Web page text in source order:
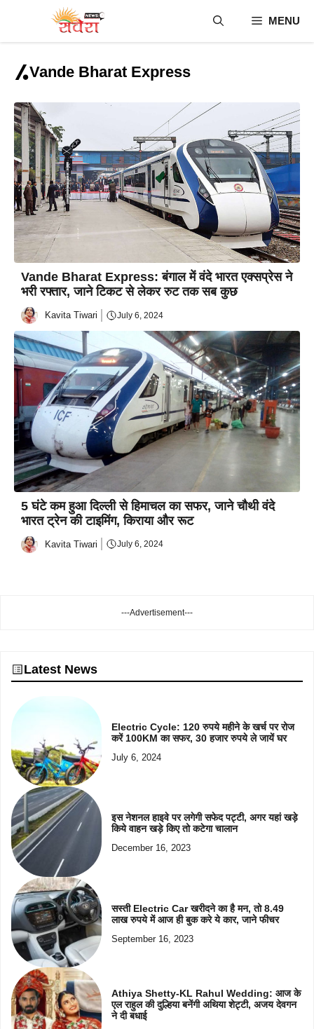
content
MENU
Vande Bharat Express
Vande Bharat Express: बंगाल में वंदे भारत एक्सप्रेस ने
भरी रफ्तार, जाने टिकट से लेकर रुट तक सब कुछ
Kavita Tiwari July 6, 2024
5 घंटे कम हुआ दिल्ली से हिमाचल का सफर, जाने चौथी वंदे
भारत ट्रेन की टाइमिंग, किराया और रूट
Kavita Tiwari July 6, 2024
---Advertisement---
Latest News
Electric Cycle: 120 रुपये महीने के खर्च पर रोज
करें 100KM का सफर, 30 हजार रुपये ले जायें घर
July 6, 2024
इस नेशनल हाइवे पर लगेगी सफेद पट्टी, अगर यहां खड़े
किये वाहन खड़े किए तो कटेगा चालान
December 16, 2023
सस्ती Electric Car खरीदने का है मन, तो 8.49
लाख रुपये में आज ही बुक करे ये कार, जाने फीचर
September 16, 2023
Athiya Shetty-KL Rahul Wedding: आज के
एल राहुल की दुल्हिया बनेंगी अथिया शेट्टी, अजय देवगन
ने दी बधाई